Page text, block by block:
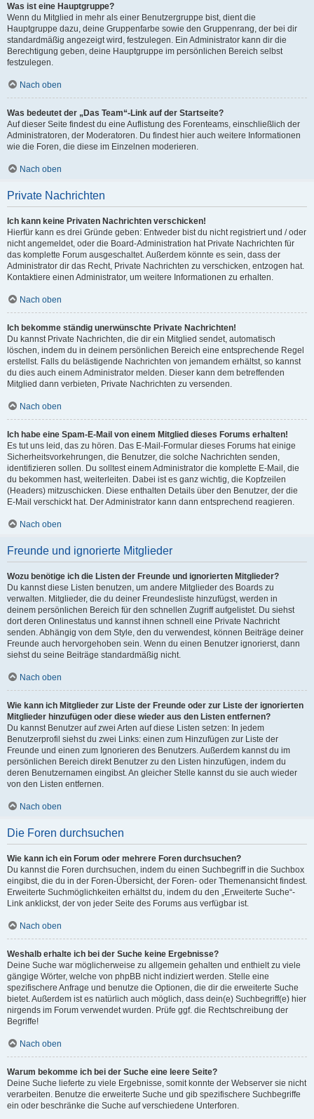
Was ist eine Hauptgruppe?
Wenn du Mitglied in mehr als einer Benutzergruppe bist, dient die
Hauptgruppe dazu, deine Gruppenfarbe sowie den Gruppenrang, der bei dir
standardmäßig angezeigt wird, festzulegen. Ein Administrator kann dir die
Berechtigung geben, deine Hauptgruppe im persönlichen Bereich selbst
festzulegen.
Nach oben
Was bedeutet der „Das Team“-Link auf der Startseite?
Auf dieser Seite findest du eine Auflistung des Forenteams, einschließlich der
Administratoren, der Moderatoren. Du findest hier auch weitere Informationen
wie die Foren, die diese im Einzelnen moderieren.
Nach oben
Private Nachrichten
Ich kann keine Privaten Nachrichten verschicken!
Hierfür kann es drei Gründe geben: Entweder bist du nicht registriert und / oder
nicht angemeldet, oder die Board-Administration hat Private Nachrichten für
das komplette Forum ausgeschaltet. Außerdem könnte es sein, dass der
Administrator dir das Recht, Private Nachrichten zu verschicken, entzogen hat.
Kontaktiere einen Administrator, um weitere Informationen zu erhalten.
Nach oben
Ich bekomme ständig unerwünschte Private Nachrichten!
Du kannst Private Nachrichten, die dir ein Mitglied sendet, automatisch
löschen, indem du in deinem persönlichen Bereich eine entsprechende Regel
erstellst. Falls du belästigende Nachrichten von jemandem erhältst, so kannst
du dies auch einem Administrator melden. Dieser kann dem betreffenden
Mitglied dann verbieten, Private Nachrichten zu versenden.
Nach oben
Ich habe eine Spam-E-Mail von einem Mitglied dieses Forums erhalten!
Es tut uns leid, das zu hören. Das E-Mail-Formular dieses Forums hat einige
Sicherheitsvorkehrungen, die Benutzer, die solche Nachrichten senden,
identifizieren sollen. Du solltest einem Administrator die komplette E-Mail, die
du bekommen hast, weiterleiten. Dabei ist es ganz wichtig, die Kopfzeilen
(Headers) mitzuschicken. Diese enthalten Details über den Benutzer, der die
E-Mail verschickt hat. Der Administrator kann dann entsprechend reagieren.
Nach oben
Freunde und ignorierte Mitglieder
Wozu benötige ich die Listen der Freunde und ignorierten Mitglieder?
Du kannst diese Listen benutzen, um andere Mitglieder des Boards zu
verwalten. Mitglieder, die du deiner Freundesliste hinzufügst, werden in
deinem persönlichen Bereich für den schnellen Zugriff aufgelistet. Du siehst
dort deren Onlinestatus und kannst ihnen schnell eine Private Nachricht
senden. Abhängig von dem Style, den du verwendest, können Beiträge deiner
Freunde auch hervorgehoben sein. Wenn du einen Benutzer ignorierst, dann
siehst du seine Beiträge standardmäßig nicht.
Nach oben
Wie kann ich Mitglieder zur Liste der Freunde oder zur Liste der ignorierten
Mitglieder hinzufügen oder diese wieder aus den Listen entfernen?
Du kannst Benutzer auf zwei Arten auf diese Listen setzen: In jedem
Benutzerprofil siehst du zwei Links: einen zum Hinzufügen zur Liste der
Freunde und einen zum Ignorieren des Benutzers. Außerdem kannst du im
persönlichen Bereich direkt Benutzer zu den Listen hinzufügen, indem du
deren Benutzernamen eingibst. An gleicher Stelle kannst du sie auch wieder
von den Listen entfernen.
Nach oben
Die Foren durchsuchen
Wie kann ich ein Forum oder mehrere Foren durchsuchen?
Du kannst die Foren durchsuchen, indem du einen Suchbegriff in die Suchbox
eingibst, die du in der Foren-Übersicht, der Foren- oder Themenansicht findest.
Erweiterte Suchmöglichkeiten erhältst du, indem du den „Erweiterte Suche“-
Link anklickst, der von jeder Seite des Forums aus verfügbar ist.
Nach oben
Weshalb erhalte ich bei der Suche keine Ergebnisse?
Deine Suche war möglicherweise zu allgemein gehalten und enthielt zu viele
gängige Wörter, welche von phpBB nicht indiziert werden. Stelle eine
spezifischere Anfrage und benutze die Optionen, die dir die erweiterte Suche
bietet. Außerdem ist es natürlich auch möglich, dass dein(e) Suchbegriff(e) hier
nirgends im Forum verwendet wurden. Prüfe ggf. die Rechtschreibung der
Begriffe!
Nach oben
Warum bekomme ich bei der Suche eine leere Seite?
Deine Suche lieferte zu viele Ergebnisse, somit konnte der Webserver sie nicht
verarbeiten. Benutze die erweiterte Suche und gib spezifischere Suchbegriffe
ein oder beschränke die Suche auf verschiedene Unterforen.